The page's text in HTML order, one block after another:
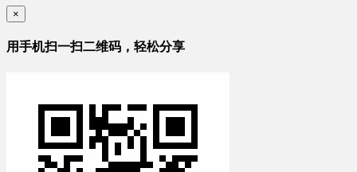
×
用手机扫一扫二维码，轻松分享